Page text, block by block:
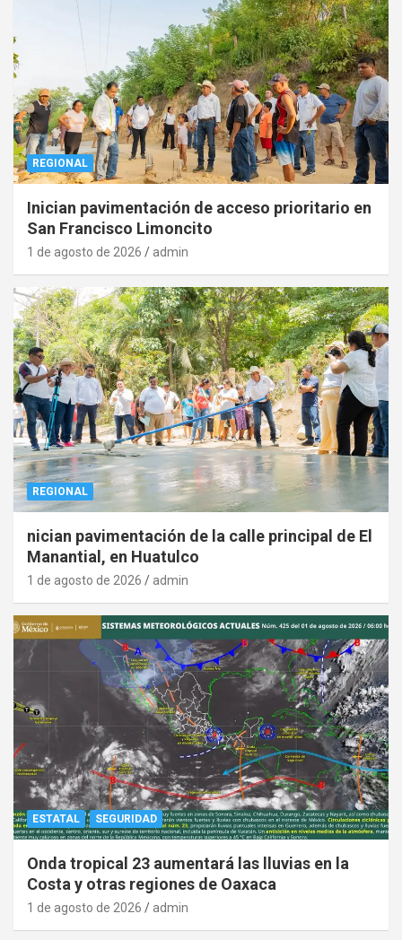
REGIONAL
Inician pavimentación de acceso prioritario en
San Francisco Limoncito
1 de agosto de 2026 admin
REGIONAL
nician pavimentación de la calle principal de El
Manantial, en Huatulco
1 de agosto de 2026 admin
ESTATAL SEGURIDAD
Onda tropical 23 aumentará las lluvias en la
Costa y otras regiones de Oaxaca
1 de agosto de 2026 admin